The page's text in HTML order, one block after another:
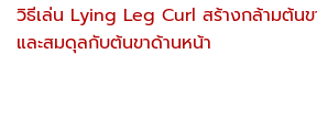
วิธีเล่น Lying Leg Curl สร้างกล้ามต้น
และสมดุลกับต้นขาด้านหน้า